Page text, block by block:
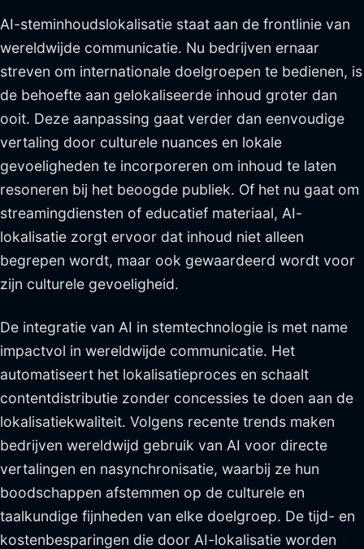
AI-steminhoudslokalisatie staat aan de frontlinie van
wereldwijde communicatie. Nu bedrijven ernaar
streven om internationale doelgroepen te bedienen, is
de behoefte aan gelokaliseerde inhoud groter dan
ooit. Deze aanpassing gaat verder dan eenvoudige
vertaling door culturele nuances en lokale
gevoeligheden te incorporeren om inhoud te laten
resoneren bij het beoogde publiek. Of het nu gaat om
streamingdiensten of educatief materiaal, AI-
lokalisatie zorgt ervoor dat inhoud niet alleen
begrepen wordt, maar ook gewaardeerd wordt voor
zijn culturele gevoeligheid.
De integratie van AI in stemtechnologie is met name
impactvol in wereldwijde communicatie. Het
automatiseert het lokalisatieproces en schaalt
contentdistributie zonder concessies te doen aan de
lokalisatiekwaliteit. Volgens recente trends maken
bedrijven wereldwijd gebruik van AI voor directe
vertalingen en nasynchronisatie, waarbij ze hun
boodschappen afstemmen op de culturele en
taalkundige fijnheden van elke doelgroep. De tijd- en
kostenbesparingen die door AI-lokalisatie worden